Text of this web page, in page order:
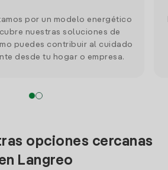
por un modelo energético
nuestras soluciones de
puedes contribuir al cuidado
desde tu hogar o empresa.
opciones cercanas
Langreo